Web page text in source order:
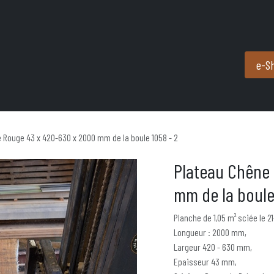
e-
Rouge 43 x 420-630 x 2000 mm de la boule 1058 - 2
Plateau
mm de la
Planche de 1,05 m² sciée le
Longueur : 2000 mm,
Largeur 420 - 630 mm,
Epaisseur 43 mm,